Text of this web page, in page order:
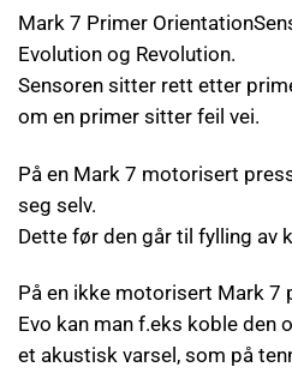
Mark 7 Primer
Evolution og Revolution.
Sensoren sitter rett etter
om en primer sitter feil vei.
På en Mark 7 motorisert
seg selv.
Dette før den går til fylling av
På en ikke motorisert Mark 7
Evo kan man f.eks koble den
et akustisk varsel, som på